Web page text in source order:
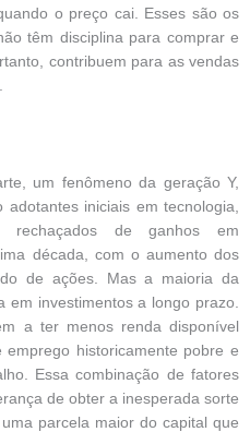
o preço cai. Esses são os
têm disciplina para comprar e
contribuem para as vendas
um fenômeno da geração Y,
iniciais em tecnologia,
rechaçados de ganhos em
década, com o aumento dos
de ações. Mas a maioria da
investimentos a longo prazo.
a ter menos renda disponível
historicamente pobre e
Essa combinação de fatores
de obter a inesperada sorte
parcela maior do capital que